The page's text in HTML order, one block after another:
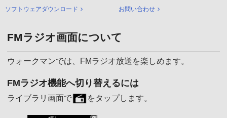
ソフトウェアダウンロード
お問い合わせ
FMラジオ画面について
ウォークマンでは、FMラジオ放送を楽しめます。
FMラジオ機能へ切り替えるには
ライブラリ画面で をタップします。